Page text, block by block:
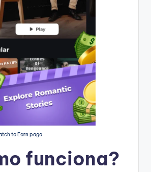
to Earn paga
funciona?